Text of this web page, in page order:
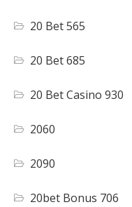
20 Bet 565
20 Bet 685
20 Bet Casino 930
2060
2090
20bet Bonus 706